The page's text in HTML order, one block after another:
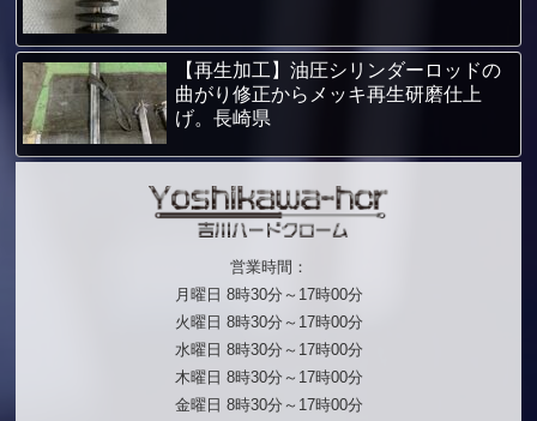
【再生加工】油圧シリンダーロッドの
曲がり修正からメッキ再生研磨仕上
げ。長崎県
営業時間：
月曜日 8時30分～17時00分
火曜日 8時30分～17時00分
水曜日 8時30分～17時00分
木曜日 8時30分～17時00分
金曜日 8時30分～17時00分